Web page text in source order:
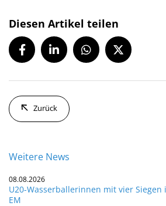
Diesen Artikel teilen
Zurück
Weitere News
08.08.2026
U20-Wasserballerinnen mit vier
EM